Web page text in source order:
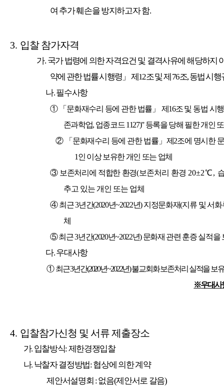
여 추가 훼손을 방지하고자 함.
3. 입찰 참가자격
가. 국가 법령에 의한 자격요건 및 결격사유에 해당하지
약에 관한 법률 시행령 」 제12조 및 제 76조,동법 시행
나.필수사항
① 「 문화재수리 등에 관한 법률」 제 16조 및 동법 시
존과학업, 업종코드 1127)”등록을 당해 필한 개인
②
「 문화재수리 등에 관한 법률」 제 2조에 명시한
1인 이상 보유한 개인 또는 업체
③ 보존처리에 적합한 환경(보존처리 환경 20±2℃,
추고 있는 개인 또는 업체
④최근3년간(2020년~2022년)지정문화재(지류 및 서화
체
⑤최근3년간(2020년~2022년)문화재 관련 훈증 실적을
다.우대사항
①최근3년간(2020년~2022년)불교회화 보존처리 실적을 보
※우대사
4. 입찰참가신청 및 서류 제출장소
가. 입찰방식:제한경쟁입찰
나. 낙찰자 결정방법:협상에 의한 계약
제안서설명회 :없음(제안서로 갈음)